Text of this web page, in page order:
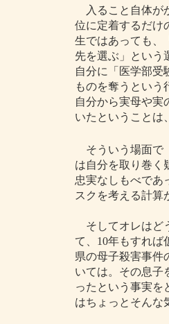
入ること自体が
位に定着するだけ
生ではあっても、
先を選ぶ」という
自分に「医学部受
ものを奪うという
自分から実母や実
いたということは
そういう場面で
は自分を取り巻く
忠実なしもべであ
スクを考える計算
そしてオレはど
て、10年もすれば
県の母子殺害事件
いては。その息子
ったという事実を
はちょっとそんな